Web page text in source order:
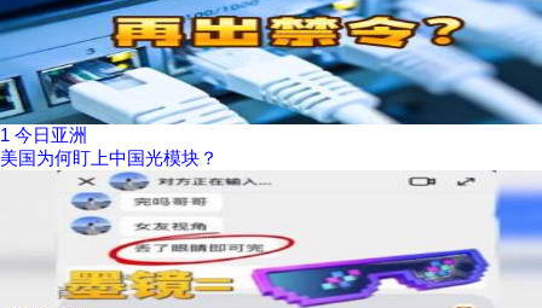
1 今日亚洲
美国为何盯上中国光模块？